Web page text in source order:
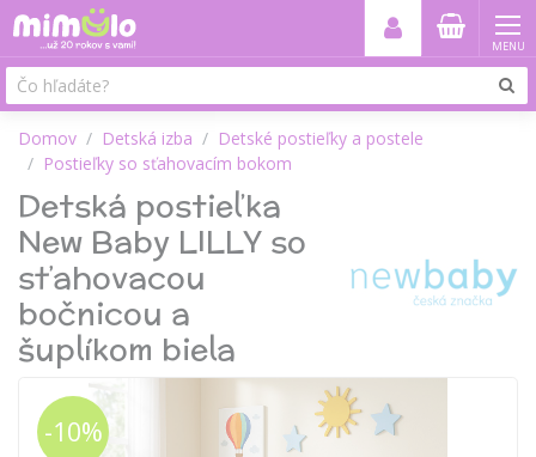
MENU
Domov Detská izba
Detské postieľky a postele
Postieľky so sťahovacím bokom
Detská postieľka
New Baby LILLY so
sťahovacou
bočnicou a
šuplíkom biela
-10%